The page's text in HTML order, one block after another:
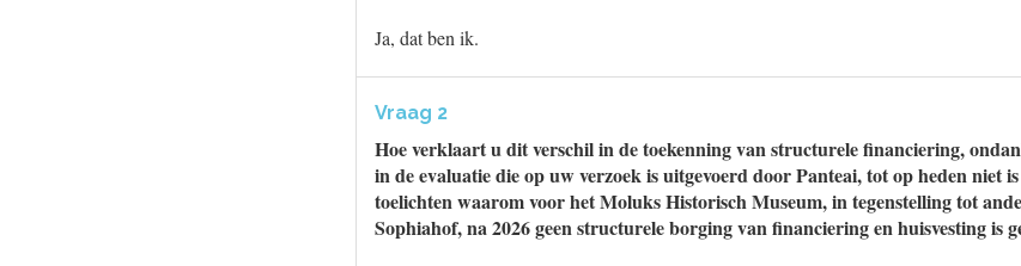
Ja, dat ben ik.
Vraag 2
Hoe verklaart u dit verschil in de toekenning van structurele financiering,
in de evaluatie die op uw verzoek is uitgevoerd door Panteai, tot op heden niet
toelichten waarom voor het Moluks Historisch Museum, in tegenstelling tot
Sophiahof, na 2026 geen structurele borging van financiering en huisvesting is